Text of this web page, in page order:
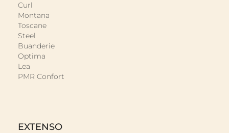
Curl
Montana
Toscane
Steel
Buanderie
Optima
Lea
PMR Confort
EXTENSO